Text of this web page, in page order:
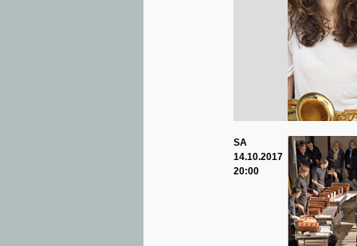
SA
14.10.2017
20:00